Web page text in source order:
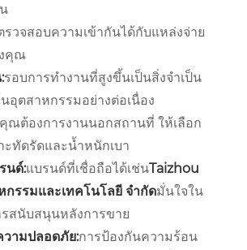
รวจสอบความเข้ากันได้กับแหล่งจ่าย
คุณ
รอบการทำงานที่สูงขึ้นเป็นสิ่งจำเป็น
อุตสาหกรรมอย่างต่อเนื่อง
ณต้องการงานนอกสถานที่ ให้เลือก
ทัดรัดและน้ำหนักเบา
นด์:แบรนด์ที่เชื่อถือได้เช่นTaizhou
กรรมและเทคโนโลยี จำกัดมั่นใจใน
สนับสนุนหลังการขาย
ามปลอดภัย:การป้องกันความร้อน